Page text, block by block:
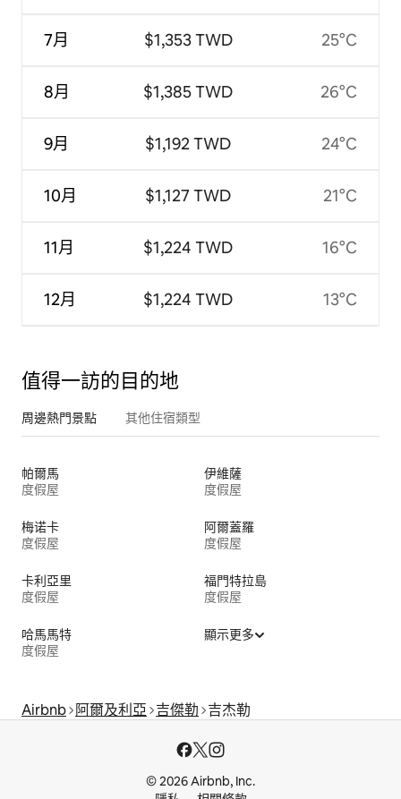
7月
8月
9月
10月
11月
12月
$1,353 TWD
$1,385 TWD
$1,192 TWD
$1,127 TWD
$1,224 TWD
$1,224 TWD
25°C
26°C
24°C
21°C
16°C
13°C
值得一訪的目的地
周邊熱門景點 其他住宿類型
帕爾馬
度假屋
伊維薩
度假屋
梅诺卡
度假屋
阿爾蓋羅
度假屋
卡利亞里
度假屋
福門特拉島
度假屋
哈馬馬特
度假屋
顯示更多
Airbnb 阿爾及利亞 吉傑勒 吉杰勒
© 2026 Airbnb, Inc.